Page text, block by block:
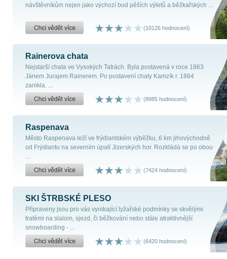
návštěvníkům nejen jako výchozí bod pěších výletů a běžkařských ...
(10126 hodnocení)
Rainerova chata
Nejstarší chata ve Vysokých Tatrách. Byla postavená v roce 1863
Jánem Jurajem Rainerem. Po postavení chaty Kamzík r. 1884
zanikla. ...
(8985 hodnocení)
Raspenava
Město Raspenava leží ve frýdlantském výběžku, 6 km jihovýchodně
od Frýdlantu na severním úpatí Jizerských hor. Rozkládá se po obou
...
(7424 hodnocení)
SKI ŠTRBSKÉ PLESO
Připraveny jsou pro vás vynikající lyžařské podmínky se skvělými
tratěmi na slalom, sjezd, či běžkování nebo stále atraktivnější
snowboarding - ...
(6420 hodnocení)